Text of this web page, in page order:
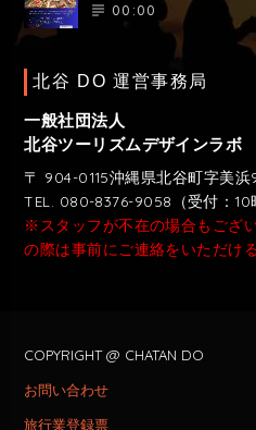
00:00
北谷 DO 運営事務局
一般社団法人
北谷ツーリズムデザインラボ
〒 904-0115沖縄県北谷町字美浜
TEL. 080-8376-9058（受付：10
※スタッフが不在の場合もござ
の際は事前にご連絡をいただけ
COPYRIGHT @ CHATAN DO
お問い合わせ
旅行業登録票